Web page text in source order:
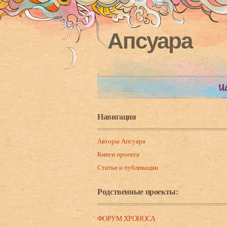
Апсуара
Навигация
Авторы Апсуара
Книги проекта
Статьи и публикации
Родственные проекты:
ФОРУМ ХРОНОСА